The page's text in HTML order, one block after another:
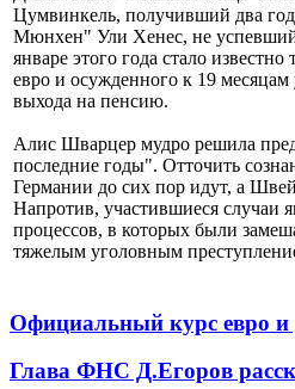
Цумвинкель, получивший два
Мюнхен" Ули Хенес, не успевший
январе этого года стало
евро и осужденного к 19 месяцам
выхода на пенсию.
Алис Шварцер мудро решила
последние годы". Отточить
Германии до сих пор идут, а
Напротив, участившиеся случаи
процессов, в которых были
тяжелым уголовным
Официальный курс евро и
Глава ФНС Д.Егоров